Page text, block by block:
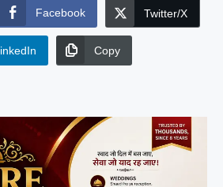
Facebook Twitter/X
Copy